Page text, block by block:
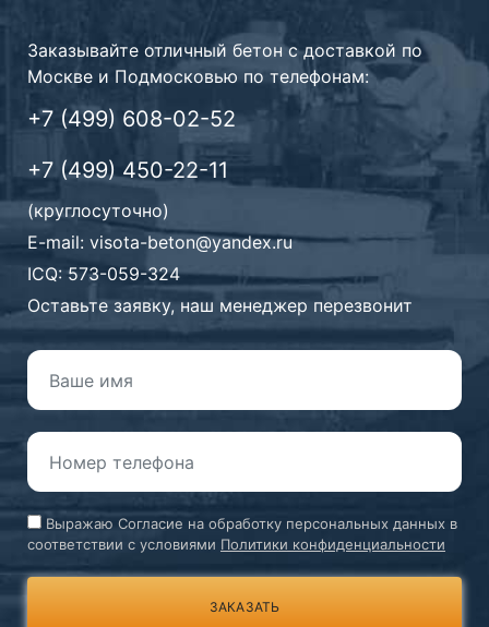
Заказывайте отличный бетон с доставкой по
Москве и Подмосковью по телефонам:
+7 (499) 608-02-52
+7 (499) 450-22-11
(круглосуточно)
E-mail: visota-beton@yandex.ru
ICQ: 573-059-324
Оставьте заявку, наш менеджер перезвонит
Выражаю Согласие на обработку персональных данных в
соответствии с условиями Политики конфиденциальности